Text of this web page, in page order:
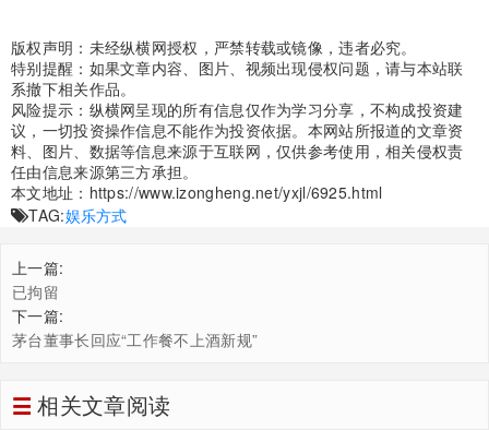
版权声明：未经纵横网授权，严禁转载或镜像，违者必究。
特别提醒：如果文章内容、图片、视频出现侵权问题，请与本站联
系撤下相关作品。
风险提示：纵横网呈现的所有信息仅作为学习分享，不构成投资建
议，一切投资操作信息不能作为投资依据。本网站所报道的文章资
料、图片、数据等信息来源于互联网，仅供参考使用，相关侵权责
任由信息来源第三方承担。
本文地址： https://www.izongheng.net/yxjl/6925.html
TAG:娱乐方式
上一篇:
已拘留
下一篇:
茅台董事长回应“工作餐不上酒新规”
相关文章阅读